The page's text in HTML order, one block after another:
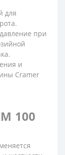
для
при
и
Cramer
100